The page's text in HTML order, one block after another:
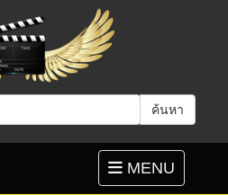
ค้นหา
Toggle
navigation
MENU